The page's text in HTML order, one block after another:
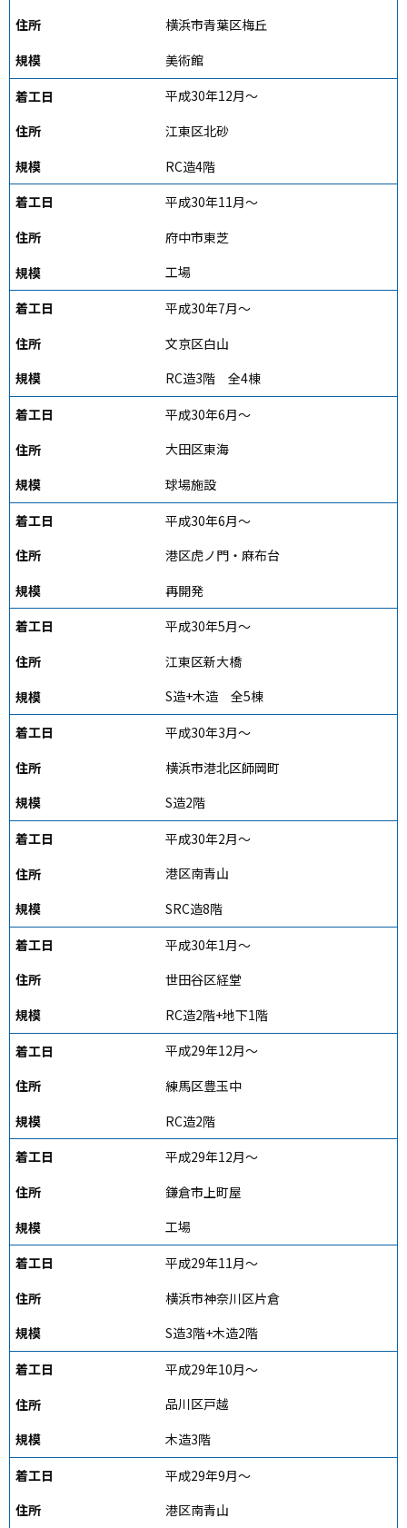
横浜市青葉区梅丘
美術館
平成30年12月～
江東区北砂
RC造4階
平成30年11月～
府中市東芝
工場
平成30年7月～
文京区白山
RC造3階 全4棟
平成30年6月～
大田区東海
球場施設
平成30年6月～
港区虎ノ門・麻布台
再開発
平成30年5月～
江東区新大橋
S造+木造 全5棟
平成30年3月～
横浜市港北区師岡町
S造2階
平成30年2月～
港区南青山
SRC造8階
平成30年1月～
世田谷区経堂
RC造2階+地下1階
平成29年12月～
練馬区豊玉中
RC造2階
平成29年12月～
鎌倉市上町屋
工場
平成29年11月～
横浜市神奈川区片倉
S造3階+木造2階
平成29年10月～
品川区戸越
木造3階
平成29年9月～
港区南青山